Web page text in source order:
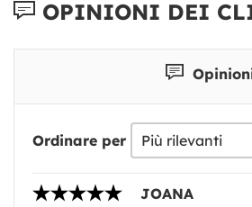
OPINIONI DEI
Ordinare per
JOANA